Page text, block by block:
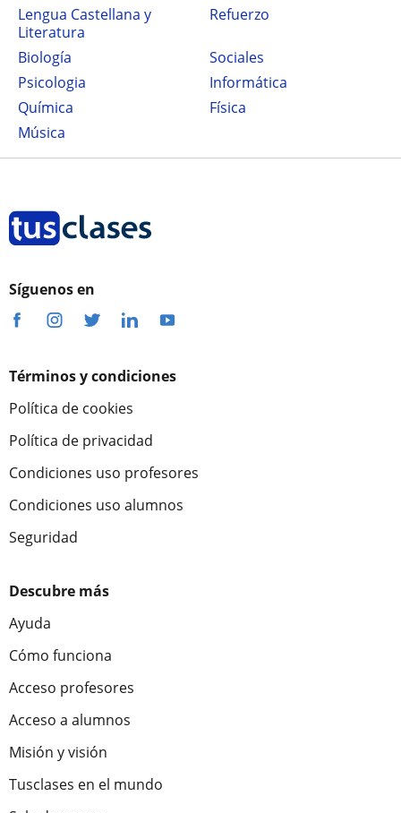
Lengua Castellana y
Literatura
Refuerzo
Biología
Sociales
Psicologia
Informática
Química
Física
Música
Síguenos en
Términos y condiciones
Política de cookies
Política de privacidad
Condiciones uso profesores
Condiciones uso alumnos
Seguridad
Descubre más
Ayuda
Cómo funciona
Acceso profesores
Acceso a alumnos
Misión y visión
Tusclases en el mundo